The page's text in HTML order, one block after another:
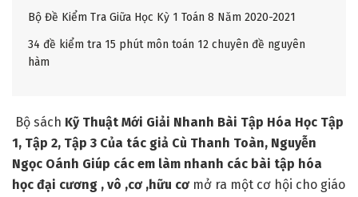
Bộ Đề Kiểm Tra Giữa Học Kỳ 1 Toán 8 Năm 2020-2021
34 đề kiểm tra 15 phút môn toán 12 chuyên đề nguyên
hàm
Bộ sách Kỹ Thuật Mới Giải Nhanh Bài Tập Hóa Học Tập
1, Tập 2, Tập 3 Của tác giả Cù Thanh Toàn, Nguyễn
Ngọc Oánh Giúp các em làm nhanh các bài tập hóa
học đại cương , vô ,cơ ,hữu cơmở ra một cơ hội cho giáo